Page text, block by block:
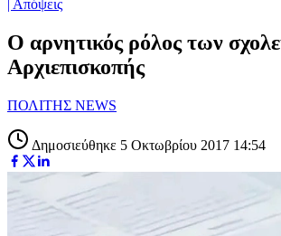
| Απόψεις
Ο αρνητικός ρόλος των
Αρχιεπισκοπής
ΠΟΛΙΤΗΣ NEWS
Δημοσιεύθηκε 5 Οκτωβρίου 2017 14:54